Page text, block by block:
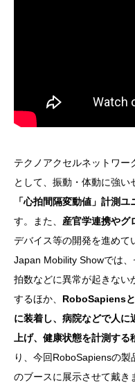
テクノアクセルネットワー
として、振動・体動に強
「心拍間隔変動値」計測
す。また、 産官学連携やグ
デバイス等の開発を進めて
Japan Mobility Showでは
拍数などに異常が起きない
するほか、 RoboSapiens
に装着し、病院などで人に
上げ、健康状態を計測す
り、今回RoboSapiensの
のブースに展示させて戴き